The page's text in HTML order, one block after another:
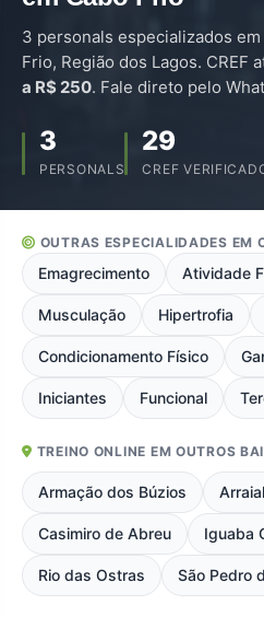
3 personals especializados em
Frio, Região dos Lagos. CREF
a R$ 250. Fale direto pelo
3
PERSONALS
29
CREF
OUTRAS ESPECIALIDADES EM
Emagrecimento Atividade
Musculação Hipertrofia
Condicionamento Físico
Iniciantes Funcional
TREINO ONLINE EM OUTROS
Armação dos Búzios
Casimiro de Abreu Iguaba
Rio das Ostras São Pedro